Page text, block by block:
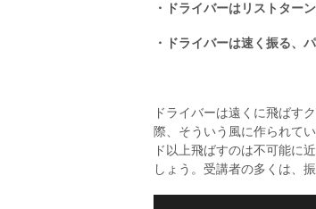
・ドライバーはリストター
・ドライバーは速く振る、
ドライバーは遠くに飛ばす
際、そういう風に作られて
ド以上飛ばすのは不可能に
しょう。受講者の多くは、